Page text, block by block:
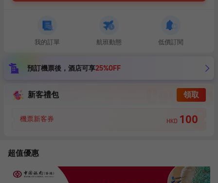
我的訂單 航班動態 低價訂閱
預訂機票後， 酒店可享25%OFF
新客禮包 領取
機票新客券 HKD 100
超值優惠